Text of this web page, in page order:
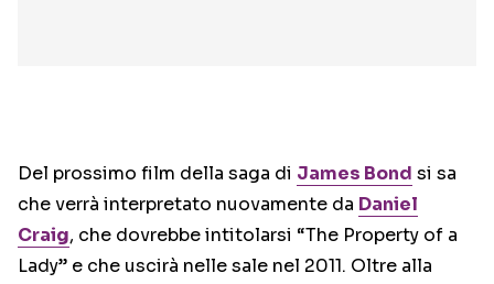
Del prossimo film della saga di James Bond si sa
che verrà interpretato nuovamente da Daniel
Craig, che dovrebbe intitolarsi “The Property of a
Lady” e che uscirà nelle sale nel 2011. Oltre alla